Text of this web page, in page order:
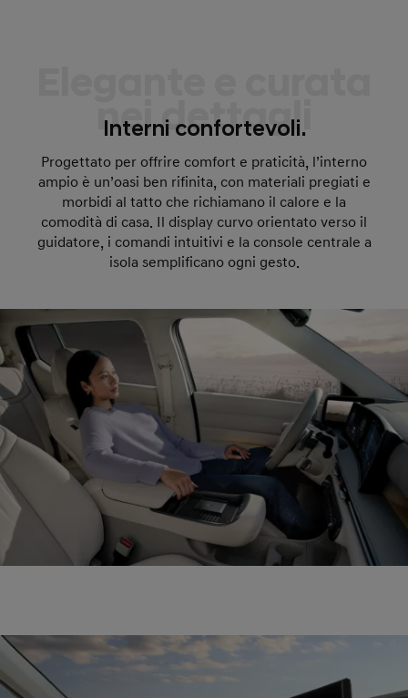
nei dettagli
Interni confortevoli.
Progettato per offrire comfort e praticità, l’interno
ampio è un’oasi ben rifinita, con materiali pregiati e
morbidi al tatto che richiamano il calore e la
comodità di casa. Il display curvo orientato verso il
guidatore, i comandi intuitivi e la console centrale a
isola semplificano ogni gesto.